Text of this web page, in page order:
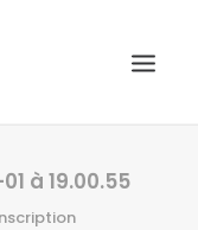
à 19.00.55